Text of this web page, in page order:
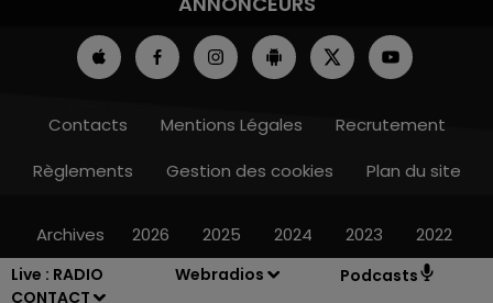
Live : RADIO
CONTACT
Webradios Podcasts
Contacts Mentions Légales
Recrutement
Règlements
Gestion des cookies Plan du site
Archives 2026 2025 2024 2023 2022